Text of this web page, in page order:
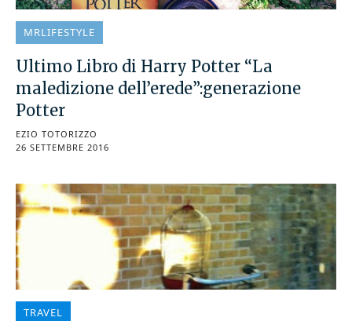
MRLIFESTYLE
Ultimo Libro di Harry Potter “La
maledizione dell’erede”:generazione
Potter
EZIO TOTORIZZO
26 SETTEMBRE 2016
TRAVEL